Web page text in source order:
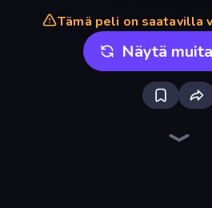
Tämä peli on saatavilla
Näytä